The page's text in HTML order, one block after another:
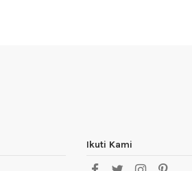
Ikuti Kami